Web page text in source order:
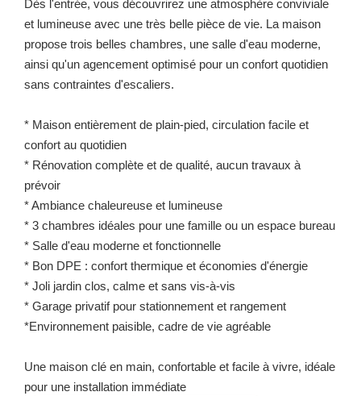
Dès l'entrée, vous découvrirez une atmosphère conviviale
et lumineuse avec une très belle pièce de vie. La maison
propose trois belles chambres, une salle d'eau moderne,
ainsi qu'un agencement optimisé pour un confort quotidien
sans contraintes d'escaliers.
* Maison entièrement de plain-pied, circulation facile et
confort au quotidien
* Rénovation complète et de qualité, aucun travaux à
prévoir
* Ambiance chaleureuse et lumineuse
* 3 chambres idéales pour une famille ou un espace bureau
* Salle d'eau moderne et fonctionnelle
* Bon DPE : confort thermique et économies d'énergie
* Joli jardin clos, calme et sans vis-à-vis
* Garage privatif pour stationnement et rangement
*Environnement paisible, cadre de vie agréable
Une maison clé en main, confortable et facile à vivre, idéale
pour une installation immédiate